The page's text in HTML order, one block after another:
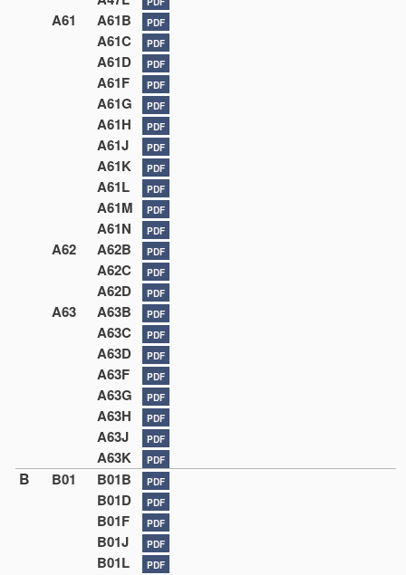
A61 A61B PDF
A61C PDF
A61D PDF
A61F PDF
A61G PDF
A61H PDF
A61J PDF
A61K PDF
A61L PDF
A61M PDF
A61N PDF
A62 A62B PDF
A62C PDF
A62D PDF
A63 A63B PDF
A63C PDF
A63D PDF
A63F PDF
A63G PDF
A63H PDF
A63J PDF
A63K PDF
B B01 B01B PDF
B01D PDF
B01F PDF
B01J PDF
B01L PDF